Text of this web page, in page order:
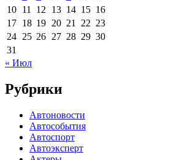
10 11 12 13 14 15 16
17 18 19 20 21 22 23
24 25 26 27 28 29 30
31
« Июл
Рубрики
Автоновости
Автособытия
Автоспорт
Автоэксперт